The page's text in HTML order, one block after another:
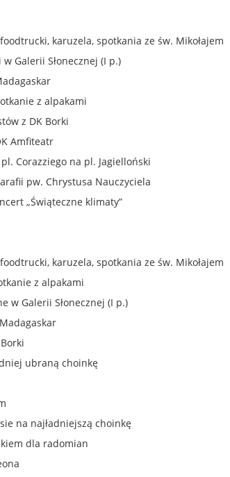
karuzela, spotkania ze św. Mikołajem
Galerii Słonecznej (I p.)
z alpakami
z DK Borki
Amfiteatr
Corazziego na pl. Jagielloński
pw. Chrystusa Nauczyciela
„Świąteczne klimaty”
karuzela, spotkania ze św. Mikołajem
z alpakami
w Galerii Słonecznej (I p.)
ubraną choinkę
na najładniejszą choinkę
dla radomian